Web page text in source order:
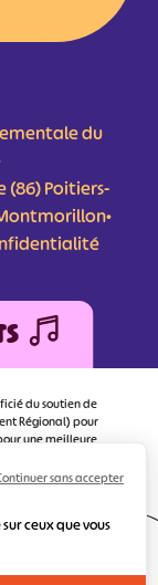
du
(86) Poitiers-
du soutien de
Régional) pour
une meilleure
ceux que vous
sans accepter